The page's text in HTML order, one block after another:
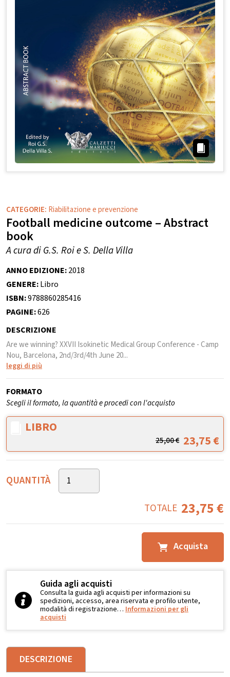
CATEGORIE: Riabilitazione e prevenzione
Football medicine outcome – Abstract
book
A cura di G.S. Roi e S. Della Villa
ANNO EDIZIONE:2018
GENERE:Libro
ISBN:9788860285416
PAGINE:626
DESCRIZIONE
Are we winning? XXVII Isokinetic Medical Group Conference - Camp
Nou, Barcelona, 2nd/3rd/4th June 20...
leggi di più
FORMATO
Scegli il formato, la quantità e procedi con l'acquisto
LIBRO
25,00€ 23,75€
QUANTITÀ
TOTALE 23,75€
Acquista
Guida agli acquisti
Consulta la guida agli acquisti per informazioni su
spedizioni, accesso, area riservata e profilo utente,
modalità di registrazione… Informazioni per gli
acquisti
DESCRIZIONE